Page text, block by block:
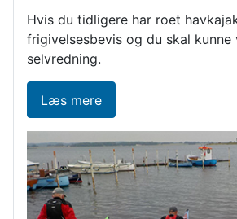
Hvis du tidligere har roet
frigivelsesbevis og du skal kunne
selvredning.
Læs mere